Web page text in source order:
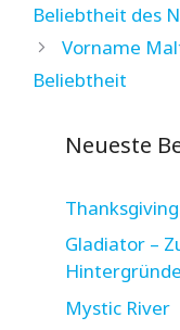
Beliebtheit des
Vorname
Beliebtheit
Neueste
Gladiator –
Mystic River